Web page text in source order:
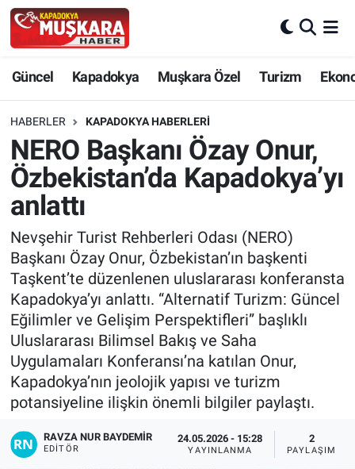
Güncel Kapadokya Muşkara Özel Turizm
HABERLER KAPADOKYA HABERLERI
NERO Başkanı Özay Onur,
Özbekistan’da Kapadokya’yı
anlattı
Nevşehir Turist Rehberleri Odası (NERO)
Başkanı Özay Onur, Özbekistan’ın başkenti
Taşkent’te düzenlenen uluslararası konferansta
Kapadokya’yı anlattı. “Alternatif Turizm: Güncel
Eğilimler ve Gelişim Perspektifleri” başlıklı
Uluslararası Bilimsel Bakış ve Saha
Uygulamaları Konferansı’na katılan Onur,
Kapadokya’nın jeolojik yapısı ve turizm
potansiyeline ilişkin önemli bilgiler paylaştı.
RAVZA NUR BAYDEMIR
EDITÖR
24.05.2026 - 15:28
YAYINLANMA
2
PAYLAŞIM
Güncel
SEÇİM
Muşkara Özel
Kapadokya
Turizm
Kültür - Sanat
Yaşam
Nevşehir Hava Durumu
Nevşehir Trafik Yoğunluk Haritası
Süper Lig Puan Durumu ve Fikstür
Son Dakika Haberleri
Haber Arşivi